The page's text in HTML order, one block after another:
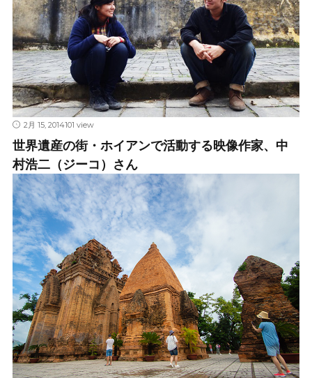
2月 15, 2014101 view
世界遺産の街・ホイアンで活動する映像作家、中
村浩二（ジーコ）さん